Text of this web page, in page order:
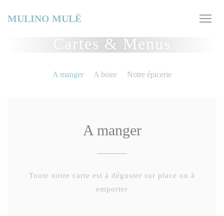
MULINO MULÈ
Cartes & Menus
A manger A boire Notre épicerie
A manger
Toute notre carte est à déguster sur place ou à
emporter